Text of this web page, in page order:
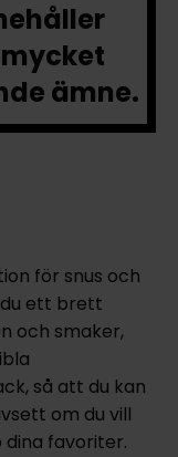
ämne.
för snus och
du ett brett
och smaker,
så att du kan
om du vill
favoriter.